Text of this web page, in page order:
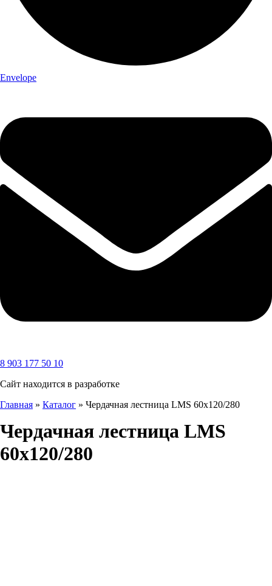
Envelope
8 903 177 50 10
Сайт находится в разработке
Главная » Каталог » Чердачная лестница LMS 60х120/280
Чердачная лестница LMS
60х120/280